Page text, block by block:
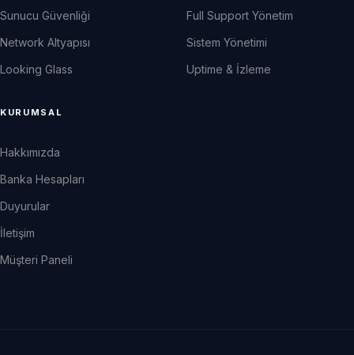
Sunucu Güvenliği
Network Altyapısı
Looking Glass
Full Support Yönetim
Sistem Yönetimi
Uptime & İzleme
KURUMSAL
Hakkımızda
Banka Hesapları
Duyurular
İletişim
Müşteri Paneli